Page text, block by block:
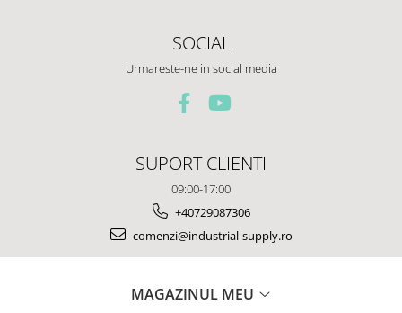
SOCIAL
Urmareste-ne in social media
SUPORT CLIENTI
09:00-17:00
+40729087306
comenzi@industrial-supply.ro
MAGAZINUL MEU